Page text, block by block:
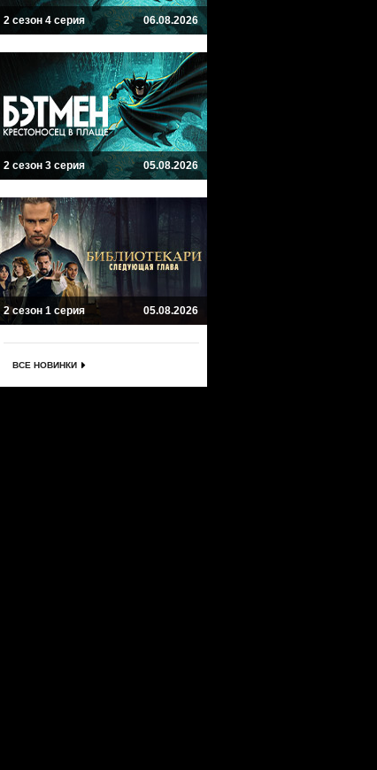
2 сезон 4 серия 06.08.2026
2 сезон 3 серия 05.08.2026
2 сезон 1 серия 05.08.2026
ВСЕ НОВИНКИ